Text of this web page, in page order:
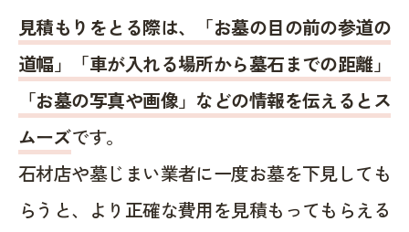
見積もりをとる際は、「お墓の目の前の参道の
道幅」「車が入れる場所から墓石までの距離」
「お墓の写真や画像」などの情報を伝えるとス
ムーズです。
石材店や墓じまい業者に一度お墓を下見しても
らうと、より正確な費用を見積もってもらえる